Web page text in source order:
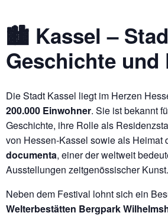
🏙️ Kassel –
Geschichte und
Die Stadt Kassel liegt im Herzen
200.000 Einwohner. Sie ist bekannt
Geschichte, ihre Rolle als
von Hessen-Kassel sowie als Heimat
documenta, einer der weltweit
Ausstellungen zeitgenössischer Kunst.
Neben dem Festival lohnt sich ein
Welterbestätten Bergpark